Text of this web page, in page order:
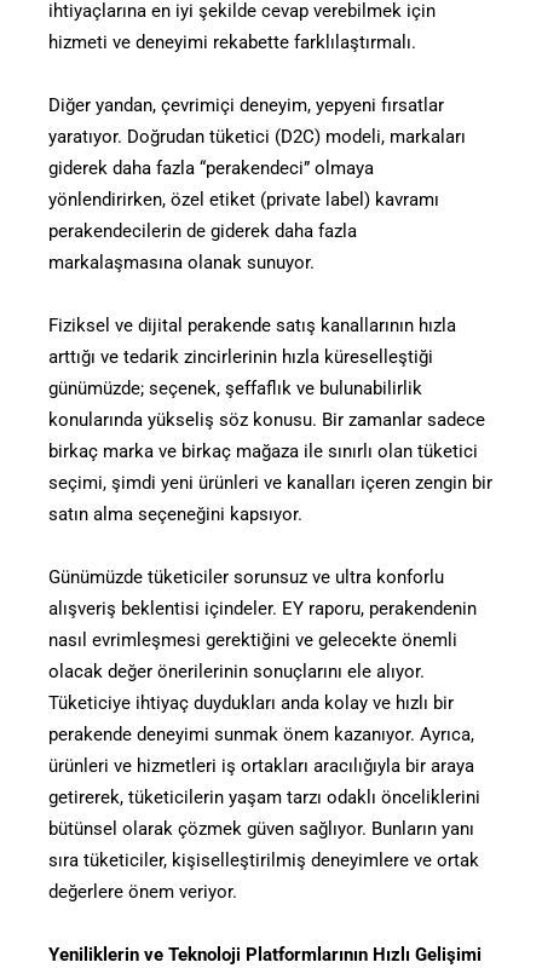
ihtiyaçlarına en iyi şekilde cevap verebilmek için
hizmeti ve deneyimi rekabette farklılaştırmalı.
Diğer yandan, çevrimiçi deneyim, yepyeni fırsatlar
yaratıyor. Doğrudan tüketici (D2C) modeli, markaları
giderek daha fazla “perakendeci” olmaya
yönlendirirken, özel etiket (private label) kavramı
perakendecilerin de giderek daha fazla
markalaşmasına olanak sunuyor.
Fiziksel ve dijital perakende satış kanallarının hızla
arttığı ve tedarik zincirlerinin hızla küreselleştiği
günümüzde; seçenek, şeffaflık ve bulunabilirlik
konularında yükseliş söz konusu. Bir zamanlar sadece
birkaç marka ve birkaç mağaza ile sınırlı olan tüketici
seçimi, şimdi yeni ürünleri ve kanalları içeren zengin bir
satın alma seçeneğini kapsıyor.
Günümüzde tüketiciler sorunsuz ve ultra konforlu
alışveriş beklentisi içindeler. EY raporu, perakendenin
nasıl evrimleşmesi gerektiğini ve gelecekte önemli
olacak değer önerilerinin sonuçlarını ele alıyor.
Tüketiciye ihtiyaç duydukları anda kolay ve hızlı bir
perakende deneyimi sunmak önem kazanıyor. Ayrıca,
ürünleri ve hizmetleri iş ortakları aracılığıyla bir araya
getirerek, tüketicilerin yaşam tarzı odaklı önceliklerini
bütünsel olarak çözmek güven sağlıyor. Bunların yanı
sıra tüketiciler, kişiselleştirilmiş deneyimlere ve ortak
değerlere önem veriyor.
Yeniliklerin ve Teknoloji Platformlarının Hızlı Gelişimi